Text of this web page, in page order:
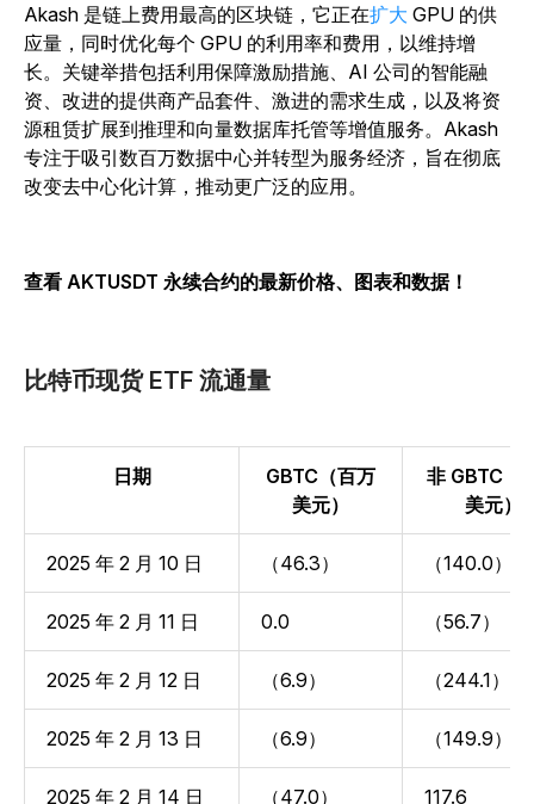
Akash 是链上费用最高的区块链，它正在扩大 GPU 的供
应量，同时优化每个 GPU 的利用率和费用，以维持增
长。关键举措包括利用保障激励措施、AI 公司的智能融
资、改进的提供商产品套件、激进的需求生成，以及将资
源租赁扩展到推理和向量数据库托管等增值服务。Akash
专注于吸引数百万数据中心并转型为服务经济，旨在彻底
改变去中心化计算，推动更广泛的应用。
查看 AKTUSDT 永续合约的最新价格、图表和数据！
比特币现货 ETF 流通量
日期
GBTC（百万
美元）
非 GBTC（
美元）
2025 年 2 月 10 日 （46.3） （140.0）
2025 年 2 月 11 日 0.0 （56.7）
2025 年 2 月 12 日 （6.9） （244.1）
2025 年 2 月 13 日 （6.9） （149.9）
2025 年 2 月 14 日 （47.0） 117.6